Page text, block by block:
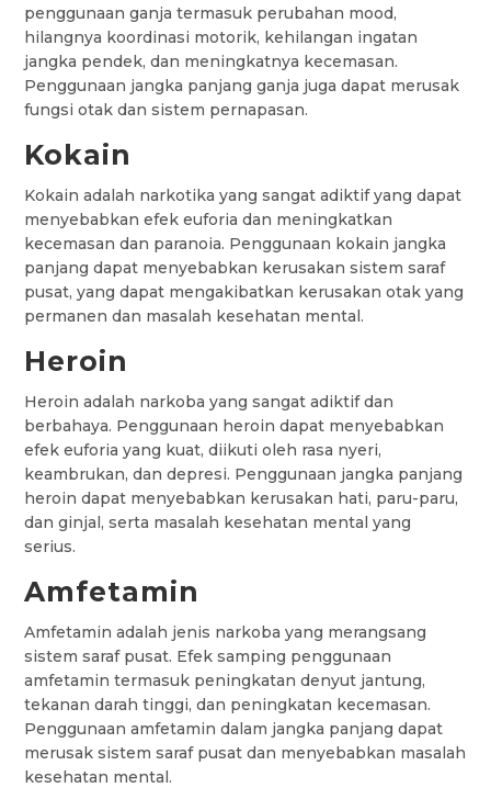
penggunaan ganja termasuk perubahan mood,
hilangnya koordinasi motorik, kehilangan ingatan
jangka pendek, dan meningkatnya kecemasan.
Penggunaan jangka panjang ganja juga dapat merusak
fungsi otak dan sistem pernapasan.
Kokain
Kokain adalah narkotika yang sangat adiktif yang dapat
menyebabkan efek euforia dan meningkatkan
kecemasan dan paranoia. Penggunaan kokain jangka
panjang dapat menyebabkan kerusakan sistem saraf
pusat, yang dapat mengakibatkan kerusakan otak yang
permanen dan masalah kesehatan mental.
Heroin
Heroin adalah narkoba yang sangat adiktif dan
berbahaya. Penggunaan heroin dapat menyebabkan
efek euforia yang kuat, diikuti oleh rasa nyeri,
keambrukan, dan depresi. Penggunaan jangka panjang
heroin dapat menyebabkan kerusakan hati, paru-paru,
dan ginjal, serta masalah kesehatan mental yang
serius.
Amfetamin
Amfetamin adalah jenis narkoba yang merangsang
sistem saraf pusat. Efek samping penggunaan
amfetamin termasuk peningkatan denyut jantung,
tekanan darah tinggi, dan peningkatan kecemasan.
Penggunaan amfetamin dalam jangka panjang dapat
merusak sistem saraf pusat dan menyebabkan masalah
kesehatan mental.